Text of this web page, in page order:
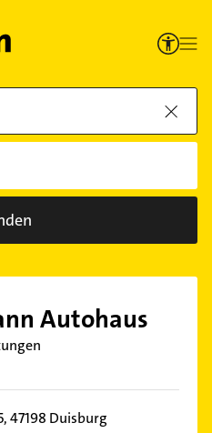
Autohaus
47198 Duisburg